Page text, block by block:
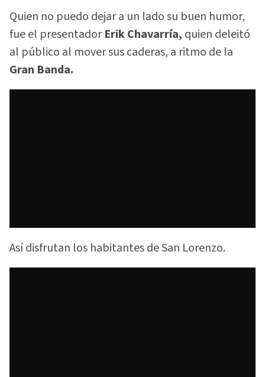
Quien no puedo dejar a un lado su buen humor,
fue el presentadorErik Chavarría, quien deleitó
al público al mover sus caderas, a ritmo de la
Gran Banda.
Así disfrutan los habitantes de San Lorenzo.